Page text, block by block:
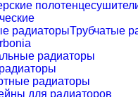
Трубчатые
радиаторы
радиаторы
для радиаторов